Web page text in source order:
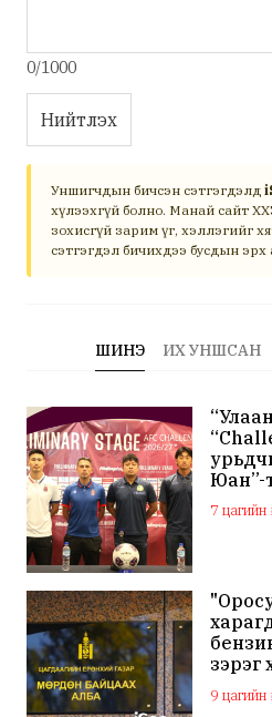
0/1000
Нийтлэх
Уншигчдын бичсэн сэтгэгдэлд
хүлээхгүй болно. Манай сайт
зохисгүй зарим үг, хэллэгийг
сэтгэгдэл бичихдээ бусдын эрх
ШИНЭ ИХ УНШСАН
Юан”-
7 цагийн
зэрэг
9 цагийн